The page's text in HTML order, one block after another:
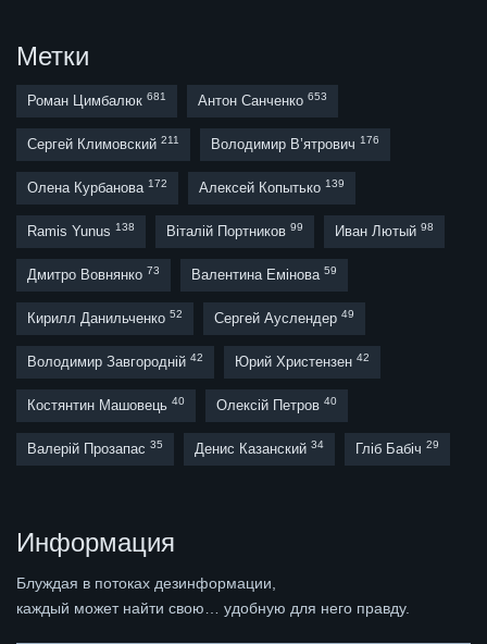
Метки
Роман Цимбалюк 681 Антон Санченко 653
Сергей Климовский 211 Володимир В’ятрович 176
Олена Курбанова 172 Алексей Копытько 139
Ramis Yunus 138 Віталій Портников 99 Иван Лютый 98
Дмитро Вовнянко 73 Валентина Емінова 59
Кирилл Данильченко 52 Сергей Ауслендер 49
Володимир Завгородній 42 Юрий Христензен 42
Костянтин Машовець 40 Олексій Петров 40
Валерій Прозапас 35 Денис Казанский 34 Гліб Бабіч 29
Информация
Блуждая в потоках дезинформации,
каждый может найти свою… удобную для него правду.